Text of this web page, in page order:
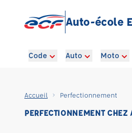
Auto-école
Code Auto Moto
Accueil Perfectionnement
PERFECTIONNEMENT